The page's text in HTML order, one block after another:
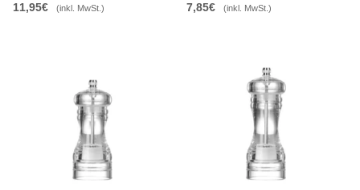
11,95€ (inkl. MwSt.) 7,85€ (inkl. MwSt.)